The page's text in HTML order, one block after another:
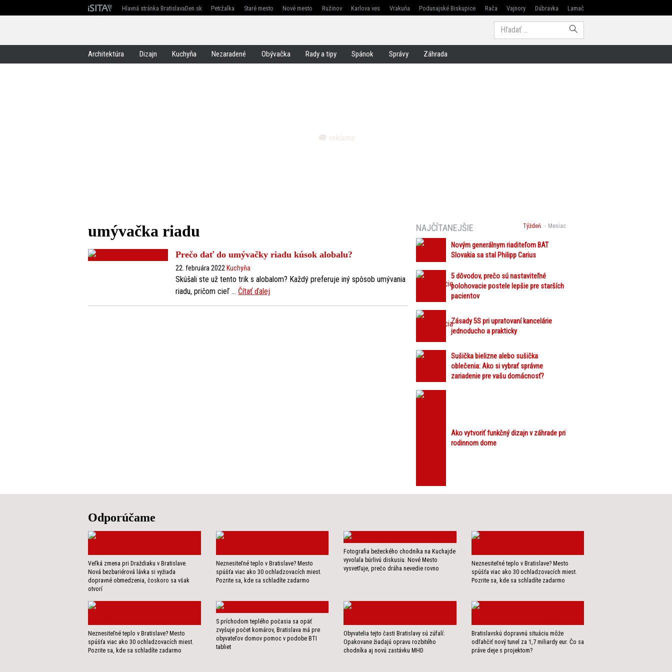
Hlavná stránka BratislavaDen.sk Petržalka Staré mesto Nové mesto Ružinov Karlova ves Vrakuňa Podunajské Biskupice Rača Vajnory Dúbravka
Lamač
Hľadať:
Architektúra Dizajn Kuchyňa Nezaradené Obývačka Rady a tipy Spánok Správy Záhrada
umývačka riadu
Prečo dať do umývačky riadu kúsok alobalu?
22. februára 2022 Kuchyňa
Skúšali ste už tento trik s alobalom? Každý preferuje iný spôsob umývania
riadu, pričom cieľ … Čítať ďalej
Týždeň Mesiac
NAJČÍTANEJŠIE
Novým generálnym riaditeľom BAT
Slovakia sa stal Philipp Carius
5 dôvodov, prečo sú nastaviteľné
polohovacie postele lepšie pre starších
pacientov
Zásady 5S pri upratovaní kancelárie
jednoducho a prakticky
Sušička bielizne alebo sušička
oblečenia: Ako si vybrať správne
zariadenie pre vašu domácnosť?
Ako vytvoriť funkčný dizajn v záhrade pri
rodinnom dome
Odporúčame
Veľká zmena pri Draždiaku v Bratislave.
Nová bezbariérová lávka si vyžiada
dopravné obmedzenia, čoskoro sa však
otvorí
Neznesiteľné teplo v Bratislave? Mesto
spúšťa viac ako 30 ochladzovacích miest.
Pozrite sa, kde sa schladíte zadarmo
Fotografia bežeckého chodníka na Kuchajde
vyvolala búrlivú diskusiu. Nové Mesto
vysvetľuje, prečo dráha nevedie rovno
Neznesiteľné teplo v Bratislave? Mesto
spúšťa viac ako 30 ochladzovacích miest.
Pozrite sa, kde sa schladíte zadarmo
Neznesiteľné teplo v Bratislave? Mesto
spúšťa viac ako 30 ochladzovacích miest.
Pozrite sa, kde sa schladíte zadarmo
S príchodom teplého počasia sa opäť
zvyšuje počet komárov, Bratislava má pre
obyvateľov domov pomoc v podobe BTI
tabliet
Obyvatelia tejto časti Bratislavy sú zúfalí:
Opakovane žiadajú opravu rozbitého
chodníka aj novú zastávku MHD
Bratislavskú dopravnú situáciu môže
odľahčiť nový tunel za 1,7 miliardy eur. Čo sa
práve deje s projektom?